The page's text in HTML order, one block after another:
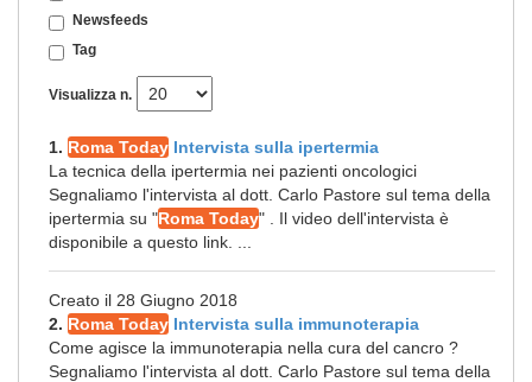
Newsfeeds
Tag
Visualizza n.
1. Roma Today Intervista sulla ipertermia
La tecnica della ipertermia nei pazienti oncologici
Segnaliamo l'intervista al dott. Carlo Pastore sul tema della
ipertermia su "Roma Today" . Il video dell'intervista è
disponibile a questo link. ...
Creato il 28 Giugno 2018
2. Roma Today Intervista sulla immunoterapia
Come agisce la immunoterapia nella cura del cancro ?
Segnaliamo l'intervista al dott. Carlo Pastore sul tema della